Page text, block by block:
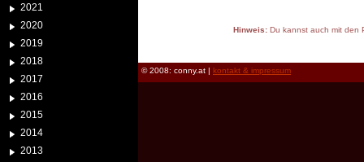
2021
2020
2019
2018
2017
2016
2015
2014
2013
Hinweis:Du kannst auch mit den
© 2008: conny.at | kontakt & impressum